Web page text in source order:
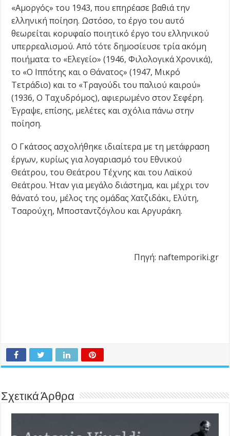
«Αμοργός» του 1943, που επηρέασε βαθιά την
ελληνική ποίηση. Ωστόσο, το έργο του αυτό
θεωρείται κορυφαίο ποιητικό έργο του ελληνικού
υπερρεαλισμού. Από τότε δημοσίευσε τρία ακόμη
ποιήματα: το «Ελεγείο» (1946, Φιλολογικά Χρονικά),
το «Ο Ιππότης και ο Θάνατος» (1947, Μικρό
Τετράδιο) και το «Τραγούδι του παλιού καιρού»
(1936, Ο Ταχυδρόμος), αφιερωμένο στον Σεφέρη.
Έγραψε, επίσης, μελέτες και σχόλια πάνω στην
ποίηση.
Ο Γκάτσος ασχολήθηκε ιδιαίτερα με τη μετάφραση
έργων, κυρίως για λογαριασμό του Εθνικού
Θεάτρου, του Θεάτρου Τέχνης και του Λαϊκού
Θεάτρου. Ήταν για μεγάλο διάστημα, και μέχρι τον
θάνατό του, μέλος της ομάδας Xατζιδάκι, Eλύτη,
Tσαρούχη, Mποσταντζόγλου και Αργυράκη.
Πηγή: naftemporiki.gr
Σχετικά Άρθρα